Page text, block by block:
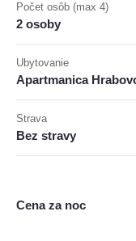
Počet osôb (max 4)
2 osoby
Ubytovanie
Apartmanica
Strava
Bez stravy
Cena za noc